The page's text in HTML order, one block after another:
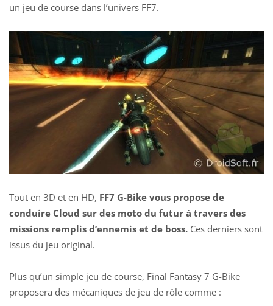
un jeu de course dans l’univers FF7.
Tout en 3D et en HD, FF7 G-Bike vous propose de
conduire Cloud sur des moto du futur à travers des
missions remplis d’ennemis et de boss. Ces derniers sont
issus du jeu original.
Plus qu’un simple jeu de course, Final Fantasy 7 G-Bike
proposera des mécaniques de jeu de rôle comme :